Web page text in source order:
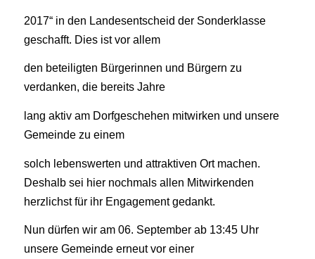
2017“ in den Landesentscheid der Sonderklasse
geschafft. Dies ist vor allem
den beteiligten Bürgerinnen und Bürgern zu
verdanken, die bereits Jahre
lang aktiv am Dorfgeschehen mitwirken und unsere
Gemeinde zu einem
solch lebenswerten und attraktiven Ort machen.
Deshalb sei hier nochmals allen Mitwirkenden
herzlichst für ihr Engagement gedankt.
Nun dürfen wir am 06. September ab 13:45 Uhr
unsere Gemeinde erneut vor einer